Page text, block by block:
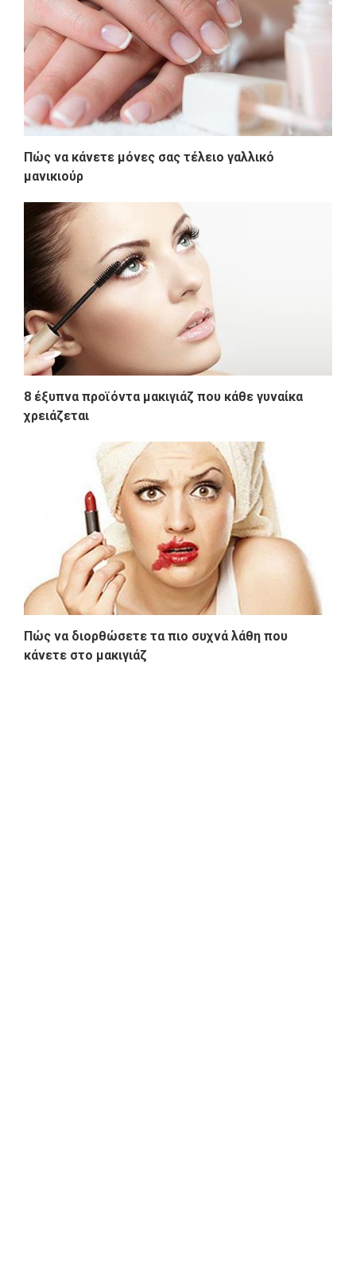
Πώς να κάνετε μόνες σας τέλειο γαλλικό
μανικιούρ
8 έξυπνα προϊόντα μακιγιάζ που κάθε γυναίκα
χρειάζεται
Πώς να διορθώσετε τα πιο συχνά λάθη που
κάνετε στο μακιγιάζ